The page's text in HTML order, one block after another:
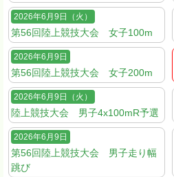
2026年6月9日（火）
第56回陸上競技大会 女子100m
2026年6月9日
第56回陸上競技大会 女子200m
2026年6月9日（火）
陸上競技大会 男子4x100mR予選
2026年6月9日
第56回陸上競技大会 男子走り幅
跳び